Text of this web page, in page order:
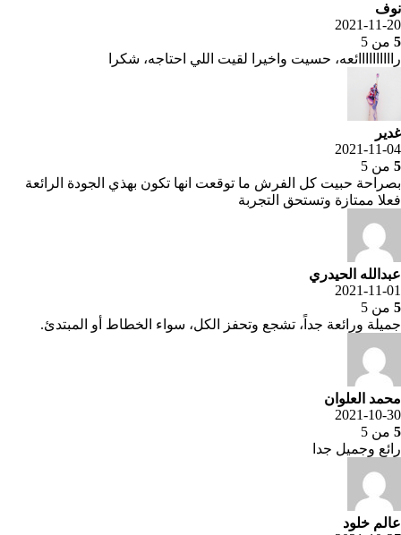
نوف
2021-11-20
5 من 5
راااااااااائعه، حسيت واخيرا لقيت اللي احتاجه، شكرا
غدير
2021-11-04
5 من 5
بصراحة حبيت كل الفرش ما توقعت انها تكون بهذي الجودة الرائعة
فعلا ممتازة وتستحق التجربة
عبدالله الحيدري
2021-11-01
5 من 5
جميلة ورائعة جداً، تشجع وتحفز الكل، سواء الخطاط أو المبتدئ.
محمد العلوان
2021-10-30
5 من 5
رائع وجميل جدا
عالم خلود